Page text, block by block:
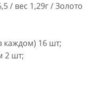
/ вес 1,29г / Золото
каждом) 16 шт;
2 шт;